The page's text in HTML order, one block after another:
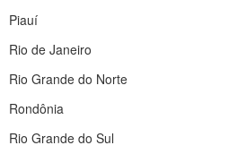
Piauí
Rio de Janeiro
Rio Grande do Norte
Rondônia
Rio Grande do Sul